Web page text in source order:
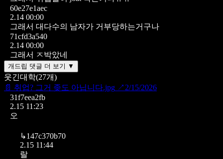
60e27e1aec
2.14 00:00
그래서 대다수의 남자가 거부당하는거구나
71cfd3a540
2.14 00:00
그래서 ㅈ박았네
개드립 댓글 더 보기 ▼
웃긴대학(27개)
📄 취업? 그거 좆도 아닙니다.jpg ↗ 2/15/2026
31f7eea2fb
2.15 11:23
오
↳147c370b70
2.15 11:44
랄